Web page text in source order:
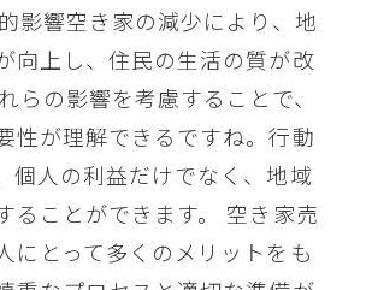
影響空き家の減少により、地
向上し、住民の生活の質が改
らの影響を考慮することで、
性が理解できるですね。行動
個人の利益だけでなく、地域
ることができます。 空き家売
にとって多くのメリットをも